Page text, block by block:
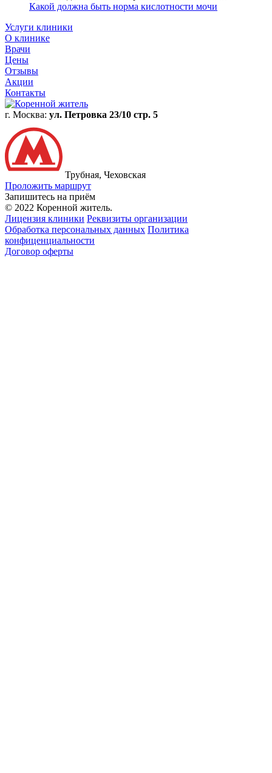
Какой должна быть норма кислотности мочи
Услуги клиники
О клинике
Врачи
Цены
Отзывы
Акции
Контакты
г. Москва: ул. Петровка 23/10 стр. 5
Трубная, Чеховская
Проложить маршрут
Запишитесь на приём
© 2022 Коренной житель.
Лицензия клиники Реквизиты организации
Обработка персональных данных Политика
конфиценциальности
Договор оферты